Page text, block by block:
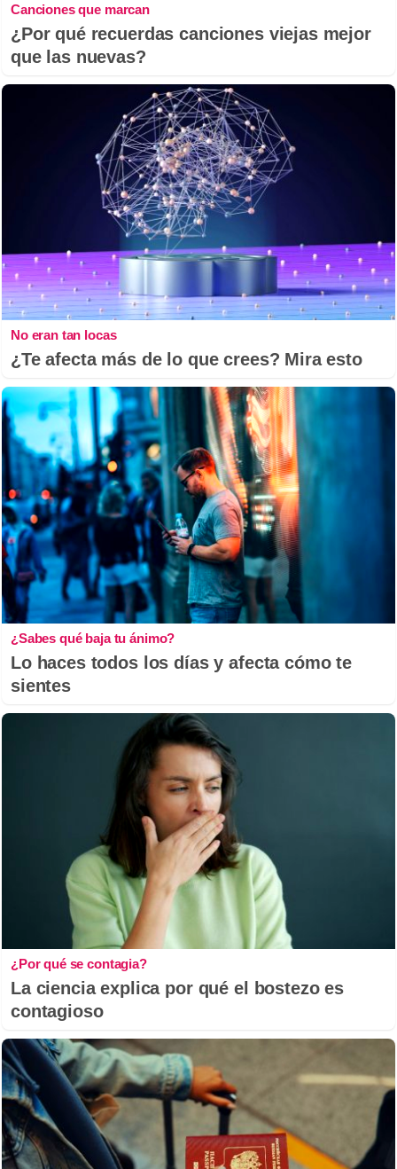
Canciones que marcan
¿Por qué recuerdas canciones viejas mejor
que las nuevas?
No eran tan locas
¿Te afecta más de lo que crees? Mira esto
¿Sabes qué baja tu ánimo?
Lo haces todos los días y afecta cómo te
sientes
¿Por qué se contagia?
La ciencia explica por qué el bostezo es
contagioso